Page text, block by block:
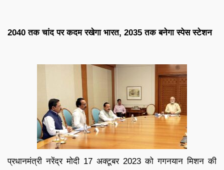
2040 तक चांद पर कदम रखेगा भारत, 2035 तक बनेगा स्‍पेस स्टेशन
प्रधानमंत्री नरेंद्र मोदी 17 अक्टूबर 2023 को गगनयान मिशन की